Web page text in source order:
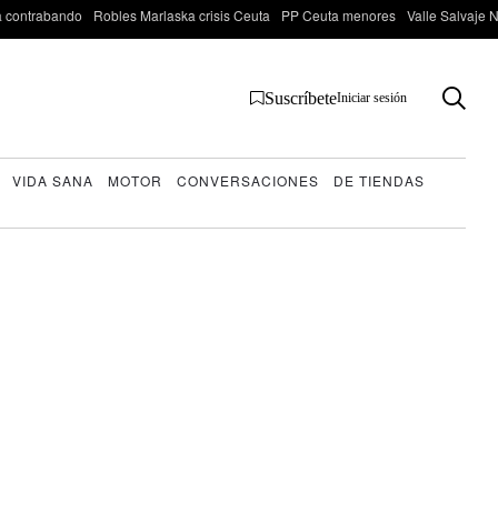
contrabando Robles Marlaska crisis Ceuta PP Ceuta menores Valle Salvaje
SuscríbeteIniciar sesión
VIDA SANA MOTOR CONVERSACIONES DE TIENDAS